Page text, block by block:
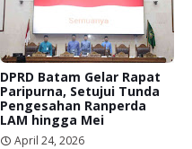
DPRD Batam Gelar Rapat
Paripurna, Setujui Tunda
Pengesahan Ranperda
LAM hingga Mei
April 24, 2026